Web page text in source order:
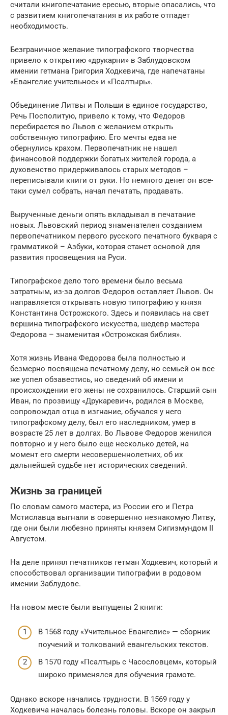
считали книгопечатание ересью, вторые опасались, что
с развитием книгопечатания в их работе отпадет
необходимость.
Безграничное желание типографского творчества
привело к открытию «друкарни» в Заблудовском
имении гетмана Григория Ходкевича, где напечатаны
«Евангелие учительное» и «Псалтырь».
Объединение Литвы и Польши в единое государство,
Речь Посполитую, привело к тому, что Федоров
перебирается во Львов с желанием открыть
собственную типографию. Его мечты едва не
обернулись крахом. Первопечатник не нашел
финансовой поддержки богатых жителей города, а
духовенство придерживалось старых методов –
переписывали книги от руки. Но немного денег он все-
таки сумел собрать, начал печатать, продавать.
Вырученные деньги опять вкладывал в печатание
новых. Львовский период знаменателен созданием
первопечатником первого русского печатного букваря с
грамматикой – Азбуки, которая станет основой для
развития просвещения на Руси.
Типографское дело того времени было весьма
затратным, из-за долгов Федоров оставляет Львов. Он
направляется открывать новую типографию у князя
Константина Острожского. Здесь и появилась на свет
вершина типографского искусства, шедевр мастера
Федорова – знаменитая «Острожская библия».
Хотя жизнь Ивана Федорова была полностью и
безмерно посвящена печатному делу, но семьей он все
же успел обзавестись, но сведений об имени и
происхождении его жены не сохранилось. Старший сын
Иван, по прозвищу «Друкаревич», родился в Москве,
сопровождал отца в изгнание, обучался у него
типографскому делу, был его наследником, умер в
возрасте 25 лет в долгах. Во Львове Федоров женился
повторно и у него было еще несколько детей, на
момент его смерти несовершеннолетних, об их
дальнейшей судьбе нет исторических сведений.
Жизнь за границей
По словам самого мастера, из России его и Петра
Мстиславца выгнали в совершенно незнакомую Литву,
где они были любезно приняты князем Сигизмундом II
Августом.
На деле принял печатников гетман Ходкевич, который и
способствовал организации типографии в родовом
имении Заблудове.
На новом месте были выпущены 2 книги:
В 1568 году «Учительное Евангелие» — сборник
поучений и толкований евангельских текстов.
В 1570 году «Псалтырь с Часословцем», который
широко применялся для обучения грамоте.
Однако вскоре начались трудности. В 1569 году у
Ходкевича началась болезнь головы. Вскоре он закрыл